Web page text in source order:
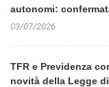
autonomi:
03/07/2026
TFR e Previdenza
novità della Legge